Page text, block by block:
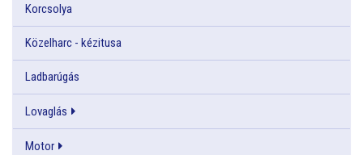
Korcsolya
Közelharc - kézitusa
Ladbarúgás
Lovaglás
Motor